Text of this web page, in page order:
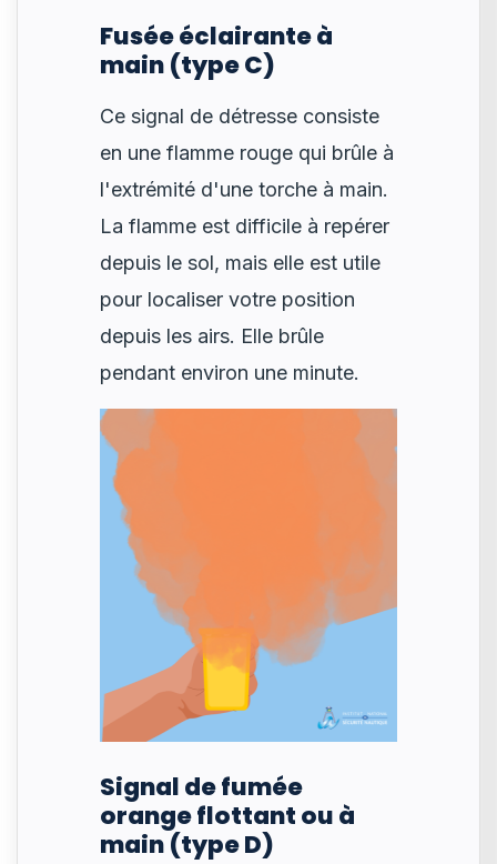
Fusée éclairante à
main (type C)
Ce signal de détresse consiste
en une flamme rouge qui brûle à
l'extrémité d'une torche à main.
La flamme est difficile à repérer
depuis le sol, mais elle est utile
pour localiser votre position
depuis les airs. Elle brûle
pendant environ une minute.
Signal de fumée
orange flottant ou à
main (type D)